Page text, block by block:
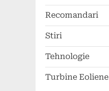
Recomandari
Stiri
Tehnologie
Turbine Eoliene